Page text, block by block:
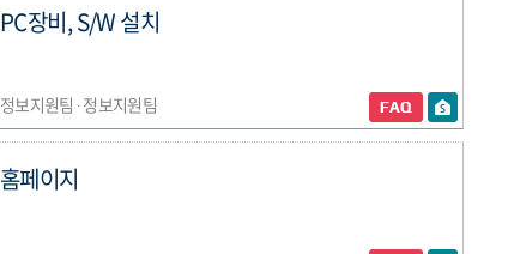
정보지원팀 ∙ 정보지원팀
PC장비, S/W 설치
홈페이지